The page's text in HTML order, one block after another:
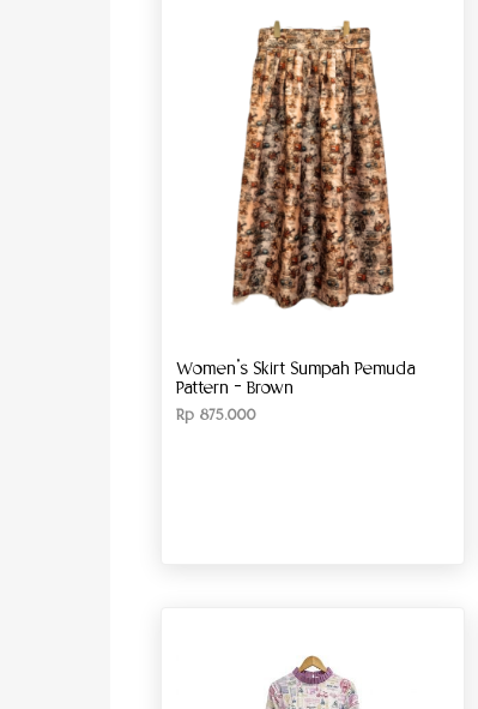
Women’s Skirt Sumpah Pemuda
Pattern – Brown
Rp 875.000